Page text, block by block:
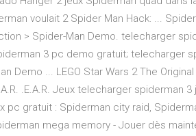
voulait 2 Spider Man Hack: ...
> Spider-Man Demo. telecharger
3 pc demo gratuit; telecharger
Demo ... LEGO Star Wars 2 The
.E.A.R. Jeux telecharger spiderman
pc gratuit : Spiderman city raid,
mega memory - Jouer dès